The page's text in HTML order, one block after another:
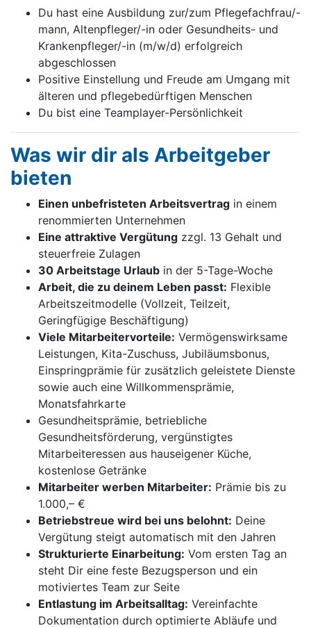
Du hast eine Ausbildung zur/zum Pflegefachfrau/-
mann, Altenpfleger/-in oder Gesundheits- und
Krankenpfleger/-in (m/w/d) erfolgreich
abgeschlossen
Positive Einstellung und Freude am Umgang mit
älteren und pflegebedürftigen Menschen
Du bist eine Teamplayer-Persönlichkeit
Was wir dir als Arbeitgeber
bieten
Einen unbefristeten Arbeitsvertrag in einem
renommierten Unternehmen
Eine attraktive Vergütung zzgl. 13 Gehalt und
steuerfreie Zulagen
30 Arbeitstage Urlaub in der 5-Tage-Woche
Arbeit, die zu deinem Leben passt: Flexible
Arbeitszeitmodelle (Vollzeit, Teilzeit,
Geringfügige Beschäftigung)
Viele Mitarbeitervorteile: Vermögenswirksame
Leistungen, Kita-Zuschuss, Jubiläumsbonus,
Einspringprämie für zusätzlich geleistete Dienste
sowie auch eine Willkommensprämie,
Monatsfahrkarte
Gesundheitsprämie, betriebliche
Gesundheitsförderung, vergünstigtes
Mitarbeiteressen aus hauseigener Küche,
kostenlose Getränke
Mitarbeiter werben Mitarbeiter: Prämie bis zu
1.000,– €
Betriebstreue wird bei uns belohnt: Deine
Vergütung steigt automatisch mit den Jahren
Strukturierte Einarbeitung: Vom ersten Tag an
steht Dir eine feste Bezugsperson und ein
motiviertes Team zur Seite
Entlastung im Arbeitsalltag: Vereinfachte
Dokumentation durch optimierte Abläufe und